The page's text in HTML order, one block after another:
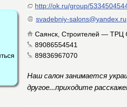
http://ok.ru/group/
svadebniy-salons@yandex.ru
Саянск, Строителей —
89086554541
89836967070
Наш салон занимается
другое...приходите